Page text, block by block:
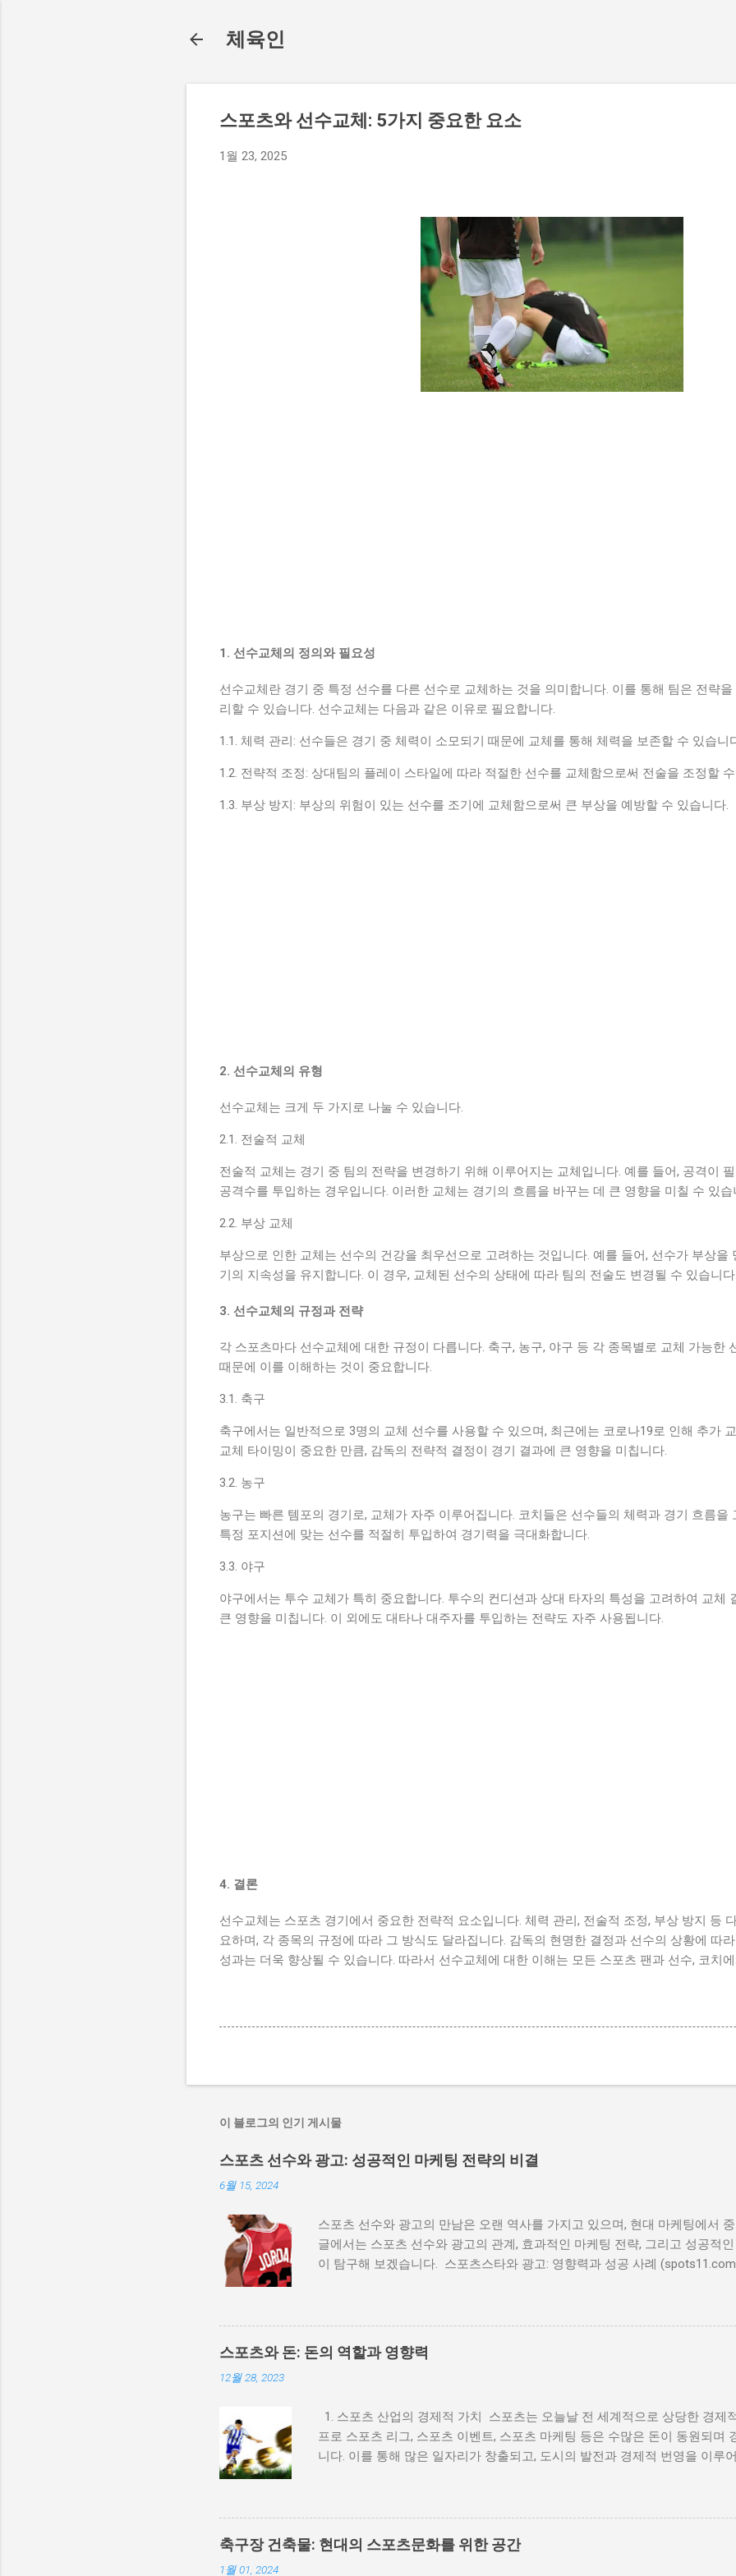
체육인
스포츠와 선수교체: 5가지 중요한 요소
1월 23, 2025
1. 선수교체의 정의와 필요성
선수교체란 경기 중 특정 선수를 다른 선수로 교체하는 것을 의미합니다. 이를 통해 팀은 전략
리할 수 있습니다. 선수교체는 다음과 같은 이유로 필요합니다.
1.1. 체력 관리: 선수들은 경기 중 체력이 소모되기 때문에 교체를 통해 체력을 보존할 수 있습니
1.2. 전략적 조정: 상대팀의 플레이 스타일에 따라 적절한 선수를 교체함으로써 전술을 조정할
1.3. 부상 방지: 부상의 위험이 있는 선수를 조기에 교체함으로써 큰 부상을 예방할 수 있습니다.
2. 선수교체의 유형
선수교체는 크게 두 가지로 나눌 수 있습니다.
2.1. 전술적 교체
전술적 교체는 경기 중 팀의 전략을 변경하기 위해 이루어지는 교체입니다. 예를 들어, 공격이
공격수를 투입하는 경우입니다. 이러한 교체는 경기의 흐름을 바꾸는 데 큰 영향을 미칠 수 있습
2.2. 부상 교체
부상으로 인한 교체는 선수의 건강을 최우선으로 고려하는 것입니다. 예를 들어, 선수가 부상을
기의 지속성을 유지합니다. 이 경우, 교체된 선수의 상태에 따라 팀의 전술도 변경될 수 있습니다.
3. 선수교체의 규정과 전략
각 스포츠마다 선수교체에 대한 규정이 다릅니다. 축구, 농구, 야구 등 각 종목별로 교체 가능한
때문에 이를 이해하는 것이 중요합니다.
3.1. 축구
축구에서는 일반적으로 3명의 교체 선수를 사용할 수 있으며, 최근에는 코로나19로 인해 추가
교체 타이밍이 중요한 만큼, 감독의 전략적 결정이 경기 결과에 큰 영향을 미칩니다.
3.2. 농구
농구는 빠른 템포의 경기로, 교체가 자주 이루어집니다. 코치들은 선수들의 체력과 경기 흐름을
특정 포지션에 맞는 선수를 적절히 투입하여 경기력을 극대화합니다.
3.3. 야구
야구에서는 투수 교체가 특히 중요합니다. 투수의 컨디션과 상대 타자의 특성을 고려하여 교체
큰 영향을 미칩니다. 이 외에도 대타나 대주자를 투입하는 전략도 자주 사용됩니다.
4. 결론
선수교체는 스포츠 경기에서 중요한 전략적 요소입니다. 체력 관리, 전술적 조정, 부상 방지 등
요하며, 각 종목의 규정에 따라 그 방식도 달라집니다. 감독의 현명한 결정과 선수의 상황에 따
성과는 더욱 향상될 수 있습니다. 따라서 선수교체에 대한 이해는 모든 스포츠 팬과 선수, 코치
이 블로그의 인기 게시물
스포츠 선수와 광고: 성공적인 마케팅 전략의 비결
6월 15, 2024
스포츠 선수와 광고의 만남은 오랜 역사를 가지고 있으며, 현대 마케팅에서
글에서는 스포츠 선수와 광고의 관계, 효과적인 마케팅 전략, 그리고 성공적
이 탐구해 보겠습니다. 스포츠스타와 광고: 영향력과 성공 사례
수의 이미지를 사용하여 제품을 홍보하는 방식이었지만, 시간이 지나면서
로 발전해 왔습니다. 예를 들어, 베이브 루스는 1920년대에 담배 광고 모델로
았습니다. 이처럼 스포츠 선수는 그들의 인지도와 신뢰성을 통해 제품의 가치
다. 2. 스포츠 선수와 광고의 상호 이익 스포츠 선수와 광고의 관계는 상호 이
성공적으로 런칭했습니다. 2) 선수의 이미지를 통한 신뢰성 확보: 스포츠 선
적인 이미지를 전달합니다. 이러한 이미지는 제품에 대한 신뢰성을 높이며,
데 큰 영향을 미칩니다. 3) 경제적 이익: 광고 계약은 선수들에게 상당한 경제
두는 여러 광고 계약을 통해 엄청난 부를 축적했습니다. 3. 성공적인 스포츠
고의 성공적인 사례는 많습니다. 그 중 몇 가지를 살펴보겠습니다. 1) 나이키
이클 조던의 협업은 스포츠 마케팅 역사상 가장 성공적인 사례 중 하나입니다.
스포츠와 돈: 돈의 역할과 영향력
12월 28, 2023
1. 스포츠 산업의 경제적 가치 스포츠는 오늘날 전 세계적으로 상당한 경제
프로 스포츠 리그, 스포츠 이벤트, 스포츠 마케팅 등은 수많은 돈이 동원되며
니다. 이를 통해 많은 일자리가 창출되고, 도시의 발전과 경제적 번영을 이루
선수들이 비정상적인 행동을 하거나 경기 조작 등의 부정 행위가 발생할 수
스포츠의 순수성과 공정성이 훼손될 수 있으며, 선수들의 도덕적 가치가 흐
용(도핑), 승부조작 등의 문제들이 스포츠에서 지속적으로 발생하고 있는데,
선수, 지도자, 선수지원요원, 관계자들의 비윤리적인 상황들이라고 할 수 있습
축구장 건축물: 현대의 스포츠문화를 위한 공간
1월 01, 2024